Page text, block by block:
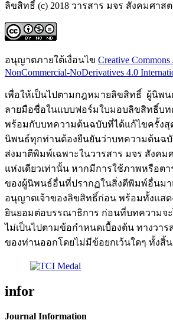
ลิขสิทธิ์ (c) 2018 วารสาร มจร สังคมศาส
อนุญาตภายใต้เงื่อนไข Creative
NonCommercial-NoDerivatives 4.0
เพื่อให้เป็นไปตามกฎหมายลิขสิทธิ์ ผู้นิพ
ลายมือชื่อในแบบฟอร์มใบมอบลิขสิทธิ์บท
พร้อมกับบทความต้นฉบับที่ได้แก้ไขครั้งสุ
นิพนธ์ทุกท่านต้องยืนยันว่าบทความต้นฉ
ส่งมาตีพิมพ์เฉพาะในวารสาร มจร สังคม
แห่งเดียวเท่านั้น หากมีการใช้ภาพหรือต
ของผู้นิพนธ์อื่นที่ปรากฏในสิ่งตีพิมพ์อื่นม
อนุญาตเจ้าของลิขสิทธิ์ก่อน พร้อมทั้งแส
ยินยอมต่อบรรณาธิการ ก่อนที่บทความจ
ไม่เป็นไปตามข้อกำหนดเบื้องต้น ทางวา
ของท่านออกโดยไม่มีข้อยกเว้นใดๆ ทั้งสิ้น
infor
Journal Information